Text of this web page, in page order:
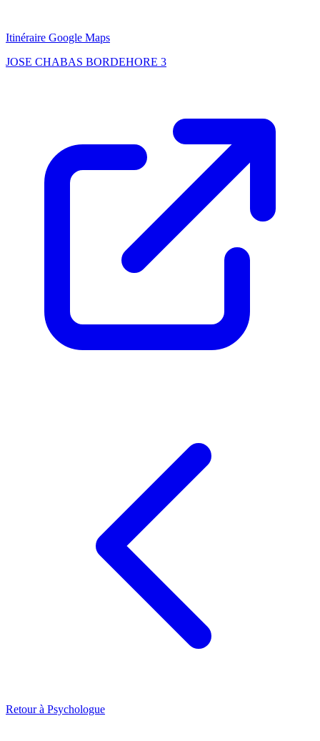
Itinéraire Google Maps
JOSE CHABAS BORDEHORE 3
Retour à Psychologue